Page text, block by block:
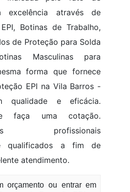
excelência através de
Botinas de Trabalho,
de Proteção para Solda
Masculinas para
forma que fornece
EPI na Vila Barros -
qualidade e eficácia.
faça uma cotação.
profissionais
qualificados a fim de
atendimento.
orçamento ou entrar em